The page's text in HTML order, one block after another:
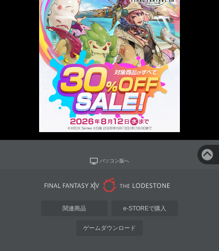
パソコン版へ
関連商品 e-STOREで購入
ゲームダウンロード